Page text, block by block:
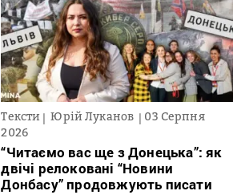
Тексти Юрій Луканов
03 Серпня
2026
“Читаємо вас ще з Донецька”: як
двічі релоковані “Новини
Донбасу” продовжують писати